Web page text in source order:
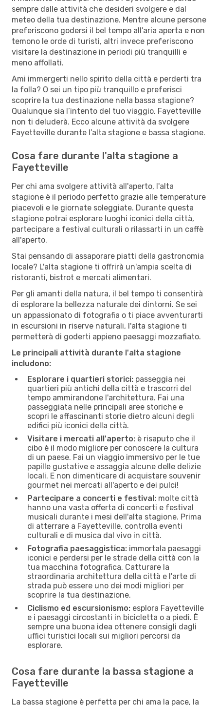
sempre dalle attività che desideri svolgere e dal
meteo della tua destinazione. Mentre alcune persone
preferiscono godersi il bel tempo all’aria aperta e non
temono le orde di turisti, altri invece preferiscono
visitare la destinazione in periodi più tranquilli e
meno affollati.
Ami immergerti nello spirito della città e perderti tra
la folla? O sei un tipo più tranquillo e preferisci
scoprire la tua destinazione nella bassa stagione?
Qualunque sia l’intento del tuo viaggio, Fayetteville
non ti deluderà. Ecco alcune attività da svolgere
Fayetteville durante l’alta stagione e bassa stagione.
Cosa fare durante l'alta stagione a
Fayetteville
Per chi ama svolgere attività all'aperto, l'alta
stagione è il periodo perfetto grazie alle temperature
piacevoli e le giornate soleggiate. Durante questa
stagione potrai esplorare luoghi iconici della città,
partecipare a festival culturali o rilassarti in un caffè
all'aperto.
Stai pensando di assaporare piatti della gastronomia
locale? L'alta stagione ti offrirà un'ampia scelta di
ristoranti, bistrot e mercati alimentari.
Per gli amanti della natura, il bel tempo ti consentirà
di esplorare la bellezza naturale dei dintorni. Se sei
un appassionato di fotografia o ti piace avventurarti
in escursioni in riserve naturali, l'alta stagione ti
permetterà di goderti appieno paesaggi mozzafiato.
Le principali attività durante l'alta stagione
includono:
Esplorare i quartieri storici: passeggia nei
quartieri più antichi della città e trascorri del
tempo ammirandone l'architettura. Fai una
passeggiata nelle principali aree storiche e
scopri le affascinanti storie dietro alcuni degli
edifici più iconici della città.
Visitare i mercati all'aperto: è risaputo che il
cibo è il modo migliore per conoscere la cultura
di un paese. Fai un viaggio immersivo per le tue
papille gustative e assaggia alcune delle delizie
locali. E non dimenticare di acquistare souvenir
gourmet nei mercati all'aperto e dei pulci!
Partecipare a concerti e festival: molte città
hanno una vasta offerta di concerti e festival
musicali durante i mesi dell'alta stagione. Prima
di atterrare a Fayetteville, controlla eventi
culturali e di musica dal vivo in città.
Fotografia paesaggistica: immortala paesaggi
iconici e perdersi per le strade della città con la
tua macchina fotografica. Catturare la
straordinaria architettura della città e l'arte di
strada può essere uno dei modi migliori per
scoprire la tua destinazione.
Ciclismo ed escursionismo: esplora Fayetteville
e i paesaggi circostanti in bicicletta o a piedi. È
sempre una buona idea ottenere consigli dagli
uffici turistici locali sui migliori percorsi da
esplorare.
Cosa fare durante la bassa stagione a
Fayetteville
La bassa stagione è perfetta per chi ama la pace, la